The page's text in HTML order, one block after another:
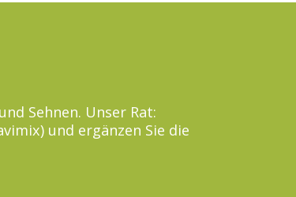
Sehnen. Unser Rat:
und ergänzen Sie die